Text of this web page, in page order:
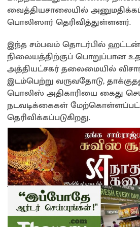
வைத்தியசாலையில்
பொலிஸார் தெரிவித்துள்ளனர்.
இந்த சம்பவம் தொடர்பில்
நிலையத்திற்குப் பொறுப்பான
அத்தியட்சகர் தலைமையில்
இடம்பெற்று வருவதோடு,
பொலிஸ் அதிகாரியை கைது
நடவடிக்கைகள்
தெரிவிக்கப்படுகிறது.